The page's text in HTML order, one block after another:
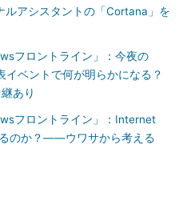
ルアシスタントの「Cortana」を
フロントライン」：今夜の
イベントで何が明らかになる？
あり
フロントライン」：Internet
のか？――ウワサから考える